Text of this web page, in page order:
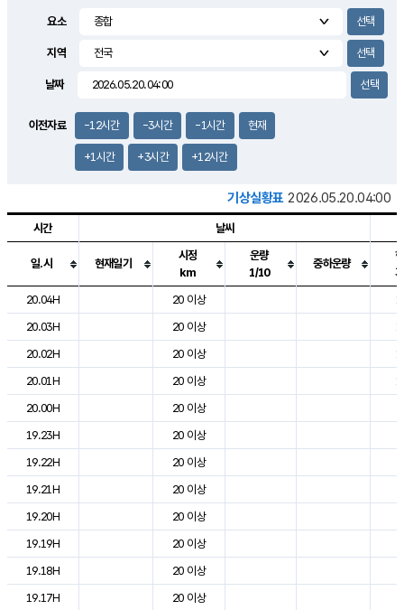
1.6m/s
요소
지역
날짜
이전자료 -12시간 -3시간 -1시간 현재
+1시간 +3시간 +12시간
기상실황표 2026.05.20.04:00
도시별 기상실황표로 지점, 날씨, 기온, 강수, 바람, 기압등을 안내한 표입
시간 날씨
일.시 현재일기
시정
km
운량
1/10
중하운량
20.04H
20 이상
20.03H
20 이상
20.02H
20 이상
20.01H
20 이상
20.00H
20 이상
19.23H
20 이상
19.22H
20 이상
19.21H
20 이상
19.20H
20 이상
19.19H
20 이상
19.18H
20 이상
19.17H
20 이상